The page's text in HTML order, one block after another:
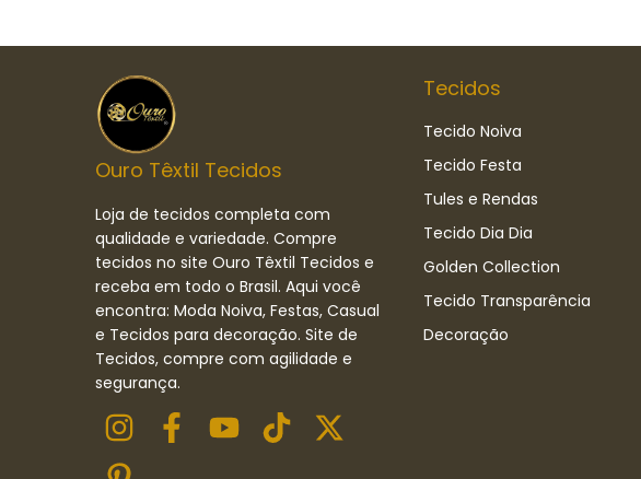
Ouro Têxtil Tecidos
Loja de tecidos completa com
qualidade e variedade. Compre
tecidos no site Ouro Têxtil Tecidos e
receba em todo o Brasil. Aqui você
encontra: Moda Noiva, Festas, Casual
e Tecidos para decoração. Site de
Tecidos, compre com agilidade e
segurança.
Tecidos
Tecido Noiva
Tecido Festa
Tules e Rendas
Tecido Dia Dia
Golden Collection
Tecido Transparência
Decoração